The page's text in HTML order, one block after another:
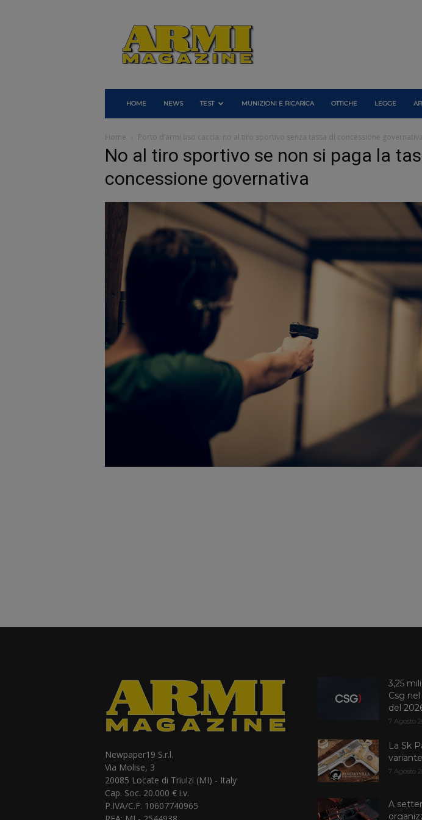
Armi
Magazine
HOME NEWS TEST MUNIZIONI E RICARICA OTTICHE LEGGE
Home Porto d’armi uso caccia: no al tiro sportivo senza tassa di concessione governativa
No al tiro sportivo se non si paga la
concessione governativa
Newpaper19 S.r.l.
Via Molise, 3
20085 Locate di Triulzi (MI) - Italy
Cap. Soc. 20.000 € i.v.
P.IVA/C.F. 10607740965
3,25
Csg
del
7 Agosto
La Sk
7 Agosto
A